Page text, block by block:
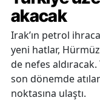
akacak
Irak’ın petrol
yeni hatlar, Hürmüz
de nefes
son dönemde
noktasına ulaştı.